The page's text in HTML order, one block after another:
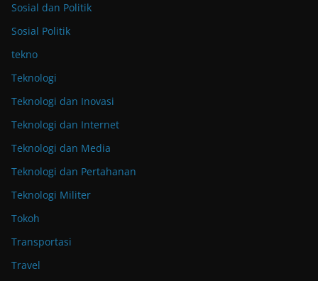
Sosial dan Politik
Sosial Politik
tekno
Teknologi
Teknologi dan Inovasi
Teknologi dan Internet
Teknologi dan Media
Teknologi dan Pertahanan
Teknologi Militer
Tokoh
Transportasi
Travel